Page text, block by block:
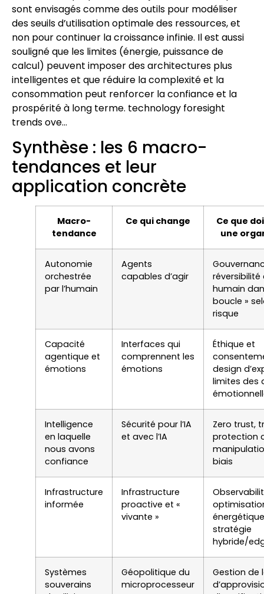
sont envisagés comme des outils pour modéliser
des seuils d’utilisation optimale des ressources, et
non pour continuer la croissance infinie. Il est aussi
souligné que les limites (énergie, puissance de
calcul) peuvent imposer des architectures plus
intelligentes et que réduire la complexité et la
consommation peut renforcer la confiance et la
prospérité à long terme. technology foresight
trends ove…
Synthèse : les 6 macro-
tendances et leur
application concrète
Macro-
tendance
Ce qui change
Ce que
une
Autonomie
orchestrée
par l’humain
Agents
capables d’agir
réversibilité
humain
boucle »
risque
Capacité
agentique et
émotions
Interfaces qui
comprennent les
émotions
Éthique et
design
limites des
Intelligence
en laquelle
nous avons
confiance
Sécurité pour l’IA
et avec l’IA
Zero trust,
protection
biais
Infrastructure
informée
Infrastructure
proactive et «
vivante »
stratégie
hybride/
Systèmes
souverains
Géopolitique du
microprocesseur
Gestion de